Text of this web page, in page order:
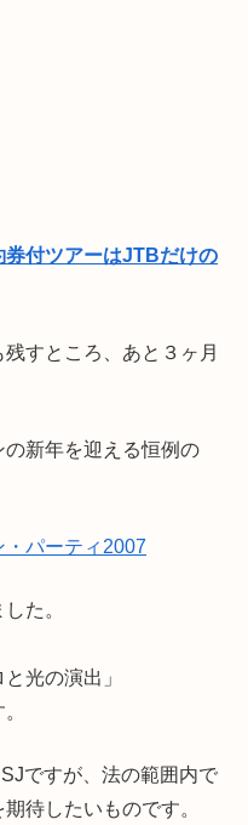
券付ツアーはJTBだけの
すところ、あと３ヶ月
新年を迎える恒例の
パーティ2007
た。
光の演出」
ですが、法の範囲内で
待したいものです。